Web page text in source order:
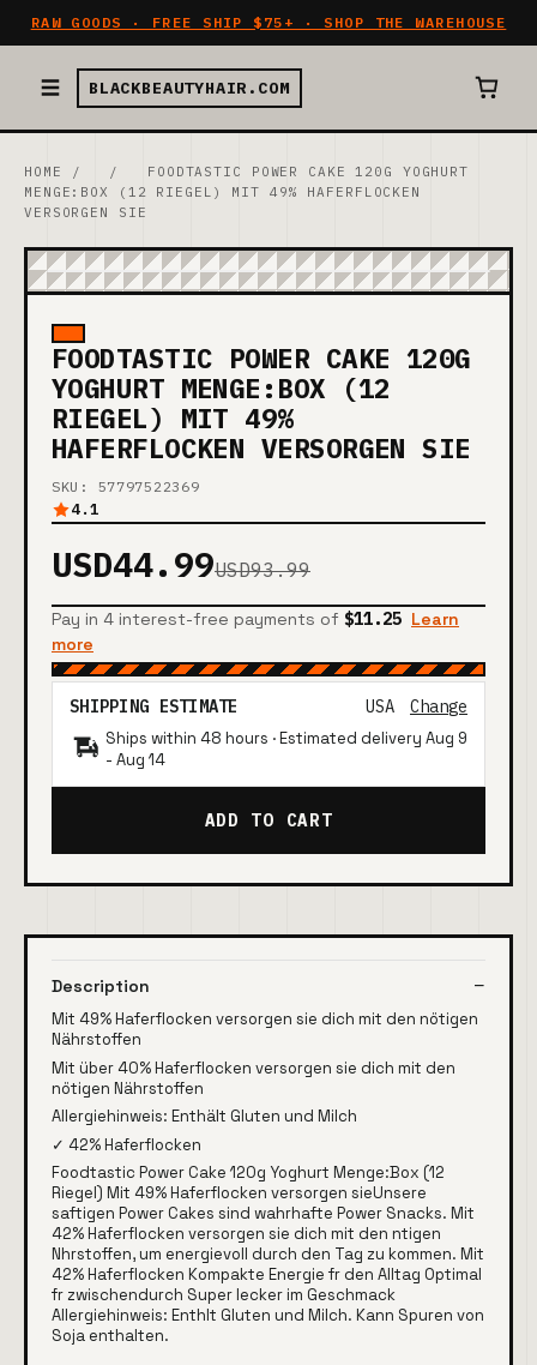
RAW GOODS · FREE SHIP $75+ · SHOP THE WAREHOUSE
BLACKBEAUTYHAIR.COM
HOME / /
FOODTASTIC POWER CAKE 120G YOGHURT
MENGE:BOX (12 RIEGEL) MIT 49% HAFERFLOCKEN
VERSORGEN SIE
FOODTASTIC POWER CAKE 120G
YOGHURT MENGE:BOX (12
RIEGEL) MIT 49%
HAFERFLOCKEN VERSORGEN SIE
SKU: 57797522369
4.1
USD44.99USD93.99
Pay in 4 interest-free payments of $11.25 Learn
more
SHIPPING ESTIMATE USA Change
Ships within 48 hours · Estimated delivery Aug 9
- Aug 14
ADD TO CART
Description
Mit 49% Haferflocken versorgen sie dich mit den nötigen
Nährstoffen
Mit über 40% Haferflocken versorgen sie dich mit den
nötigen Nährstoffen
Allergiehinweis: Enthält Gluten und Milch
✓ 42% Haferflocken
Foodtastic Power Cake 120g Yoghurt Menge:Box (12
Riegel) Mit 49% Haferflocken versorgen sieUnsere
saftigen Power Cakes sind wahrhafte Power Snacks. Mit
42% Haferflocken versorgen sie dich mit den ntigen
Nhrstoffen, um energievoll durch den Tag zu kommen. Mit
42% Haferflocken Kompakte Energie fr den Alltag Optimal
fr zwischendurch Super lecker im Geschmack
Allergiehinweis: Enthlt Gluten und Milch. Kann Spuren von
Soja enthalten.